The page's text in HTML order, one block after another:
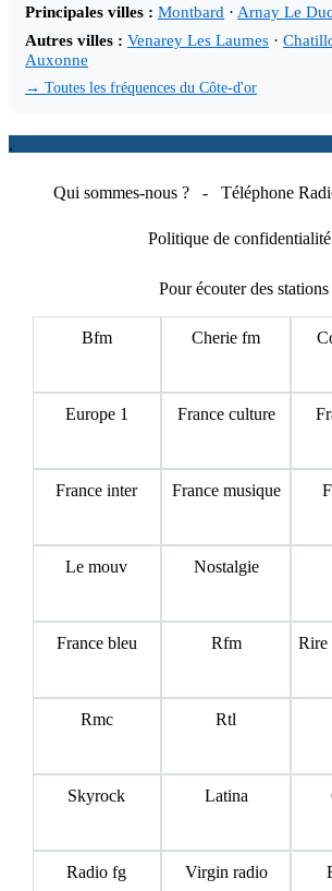
Principales villes : Montbard · Arnay Le Duc
Autres villes : Venarey Les Laumes ·
Auxonne
→ Toutes les fréquences du Côte-d'or
.
Qui sommes-nous ? - Téléphone
Politique de confidentialité
Pour écouter des stations
Bfm Cherie fm
Europe 1 France culture
France inter France musique
Le mouv Nostalgie
France bleu Rfm Rire
Rmc Rtl
Skyrock Latina
Radio fg Virgin radio